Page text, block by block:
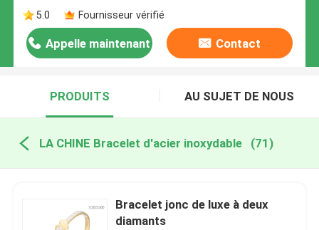
5.0
Fournisseur vérifié
Appelle maintenant Contact
PRODUITS AU SUJET DE NOUS
LA CHINE Bracelet d'acier inoxydable (71)
Bracelet jonc de luxe à deux
diamants